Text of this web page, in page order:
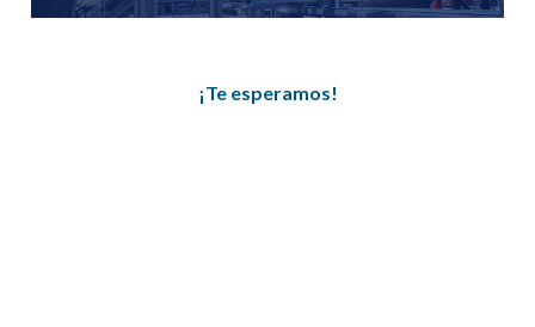
¡Te esperamos!